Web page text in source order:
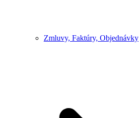
Zmluvy, Faktúry, Objednávky